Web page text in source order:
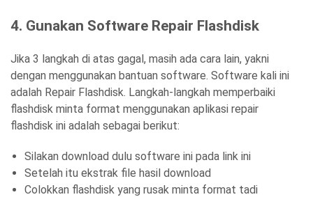
4. Gunakan Software Repair Flashdisk
Jika 3 langkah di atas gagal, masih ada cara lain, yakni
dengan menggunakan bantuan software. Software kali ini
adalah Repair Flashdisk. Langkah-langkah memperbaiki
flashdisk minta format menggunakan aplikasi repair
flashdisk ini adalah sebagai berikut:
Silakan download dulu software ini pada link ini
Setelah itu ekstrak file hasil download
Colokkan flashdisk yang rusak minta format tadi